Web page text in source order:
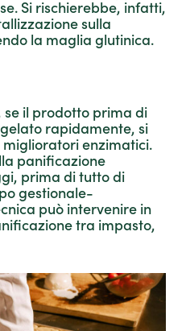
Si rischierebbe, infatti,
sulla
la maglia glutinica.
se il prodotto prima di
rapidamente, si
enzimatici.
panificazione
prima di tutto di
gestionale-
può intervenire in
tra impasto,